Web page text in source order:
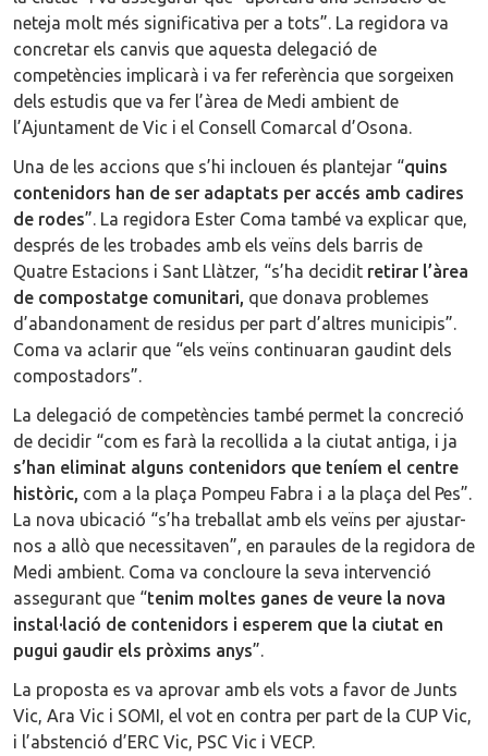
neteja molt més significativa per a tots”. La regidora va
concretar els canvis que aquesta delegació de
competències implicarà i va fer referència que sorgeixen
dels estudis que va fer l’àrea de Medi ambient de
l’Ajuntament de Vic i el Consell Comarcal d’Osona.
Una de les accions que s’hi inclouen és plantejar “quins
contenidors han de ser adaptats per accés amb cadires
de rodes”. La regidora Ester Coma també va explicar que,
després de les trobades amb els veïns dels barris de
Quatre Estacions i Sant Llàtzer, “s’ha decidit retirar l’àrea
de compostatge comunitari, que donava problemes
d’abandonament de residus per part d’altres municipis”.
Coma va aclarir que “els veïns continuaran gaudint dels
compostadors”.
La delegació de competències també permet la concreció
de decidir “com es farà la recollida a la ciutat antiga, i ja
s’han eliminat alguns contenidors que teníem el centre
històric, com a la plaça Pompeu Fabra i a la plaça del Pes”.
La nova ubicació “s’ha treballat amb els veïns per ajustar-
nos a allò que necessitaven”, en paraules de la regidora de
Medi ambient. Coma va concloure la seva intervenció
assegurant que “tenim moltes ganes de veure la nova
instal·lació de contenidors i esperem que la ciutat en
pugui gaudir els pròxims anys”.
La proposta es va aprovar amb els vots a favor de Junts
Vic, Ara Vic i SOMI, el vot en contra per part de la CUP Vic,
i l’abstenció d’ERC Vic, PSC Vic i VECP.